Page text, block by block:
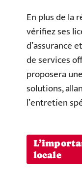
En plus de la
vérifiez ses
d’assurance
de services
proposera
solutions,
l’entretien
locale